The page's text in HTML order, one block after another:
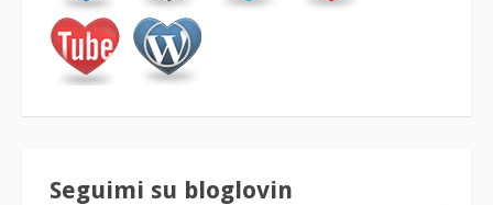
Seguimi su bloglovin